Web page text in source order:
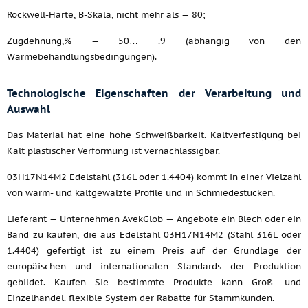
Rockwell-Härte, B-Skala, nicht mehr als — 80;
Zugdehnung,% — 50… .9 (abhängig von den
Wärmebehandlungsbedingungen).
Technologische Eigenschaften der Verarbeitung und
Auswahl
Das Material hat eine hohe Schweißbarkeit. Kaltverfestigung bei
Kalt plastischer Verformung ist vernachlässigbar.
03H17N14M2 Edelstahl (316L oder 1.4404) kommt in einer Vielzahl
von warm- und kaltgewalzte Profile und in Schmiedestücken.
Lieferant — Unternehmen AvekGlob — Angebote ein Blech oder ein
Band zu kaufen, die aus Edelstahl 03H17N14M2 (Stahl 316L oder
1.4404) gefertigt ist zu einem Preis auf der Grundlage der
europäischen und internationalen Standards der Produktion
gebildet. Kaufen Sie bestimmte Produkte kann Groß- und
Einzelhandel. flexible System der Rabatte für Stammkunden.